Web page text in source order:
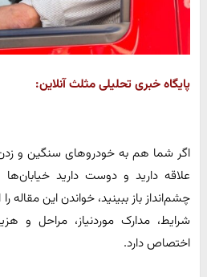
پایگاه خبری تحلیلی مثلث آنلاین:
اگر شما هم به خودروهای سنگین و
علاقه دارید و دوست دارید خیابان‌ها
چشم‌انداز باز ببینید، خواندن این مقاله
شرایط، مدارک موردنیاز، مراحل و
اختصاص دارد.